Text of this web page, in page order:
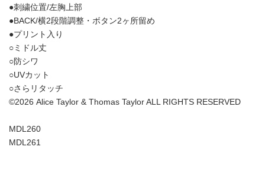
●刺繍位置/左胸上部
●BACK/横2段階調整・ボタン2ヶ所留め
●プリント入り
○ミドル丈
○防シワ
○UVカット
○さらリタッチ
©2026 Alice Taylor & Thomas Taylor ALL RIGHTS RESERVED
MDL260
MDL261